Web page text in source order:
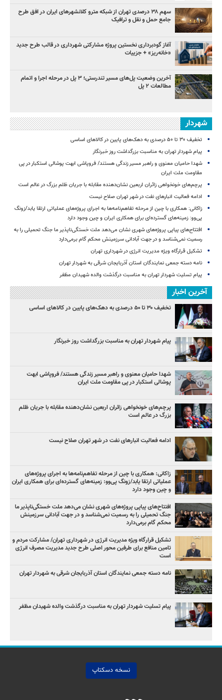
سهم ۳۸ درصدی تهران از شبکه مترو کلانشهرهای ایران در افق طرح
جامع حمل و نقل و ترافیک
آغاز گودبرداری نخستین پروژه مشارکتی شهرداری در قالب طرح جدید
«خانه‌ریز» + جزییات
آخرین وضعیت پل‌های مسیر تندرستی؛ ۳ پل در مرحله اجرا و اتمام
مطالعات ۲ پل
شهردار
تخفیف ۳۰ تا ۵۰ درصدی به دهک‌های پایین در کالاهای اساسی
پیام شهردار تهران به مناسبت بزرگداشت روز خبرنگار
شهدا حامیان معنوی و راهبر مسیر زندگی هستند/ فروپاشی ابهت پوشالی استکبار در پی
مقاومت ملت ایران
پرچم‌های خونخواهی زائران اربعین نشان‌دهنده مقابله با جریان ظلم بزرگ در عالم است
ادامه فعالیت انبارهای نفت در شهر تهران صلاح نیست
زاکانی: همکاری با چین از مرحله تفاهم‌نامه‌ها به اجرای پروژه‌های عملیاتی ارتقا یابد/زونگ
پی‌وو: زمینه‌های گسترده‌ای برای همکاری ایران و چین وجود دارد
افتتاح‌های پیاپی پروژه‌های شهری نشان می‌دهد ملت خستگی‌ناپذیر ما جنگ تحمیلی را به
رسمیت نمی‌شناسد و در جهت آبادانی سرزمینش محکم گام برمی‌دارد
تشکیل قرارگاه ویژه مدیریت انرژی در شهرداری تهران
نامه دسته جمعی نمایندگان استان آذربایجان شرقی به شهردار تهران
پیام تسلیت شهردار تهران به مناسبت درگذشت والده شهیدان مظفر
آخرین اخبار
تخفیف ۳۰ تا ۵۰ درصدی به دهک‌های پایین در کالاهای اساسی
پیام شهردار تهران به مناسبت بزرگداشت روز خبرنگار
شهدا حامیان معنوی و راهبر مسیر زندگی هستند/ فروپاشی ابهت
پوشالی استکبار در پی مقاومت ملت ایران
پرچم‌های خونخواهی زائران اربعین نشان‌دهنده مقابله با جریان ظلم
بزرگ در عالم است
ادامه فعالیت انبارهای نفت در شهر تهران صلاح نیست
زاکانی: همکاری با چین از مرحله تفاهم‌نامه‌ها به اجرای پروژه‌های
عملیاتی ارتقا یابد/زونگ پی‌وو: زمینه‌های گسترده‌ای برای همکاری ایران
و چین وجود دارد
افتتاح‌های پیاپی پروژه‌های شهری نشان می‌دهد ملت خستگی‌ناپذیر ما
جنگ تحمیلی را به رسمیت نمی‌شناسد و در جهت آبادانی سرزمینش
محکم گام برمی‌دارد
تشکیل قرارگاه ویژه مدیریت انرژی در شهرداری تهران/ مشارکت مردم و
تامین منافع برای طرفین محور اصلی طرح جدید مدیریت مصرف انرژی
است
نامه دسته جمعی نمایندگان استان آذربایجان شرقی به شهردار تهران
پیام تسلیت شهردار تهران به مناسبت درگذشت والده شهیدان مظفر
نسخه دسکتاپ